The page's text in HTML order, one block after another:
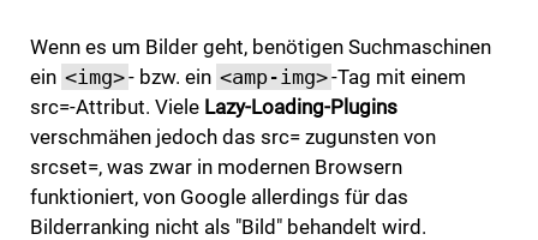
Wenn es um Bilder geht, benötigen Suchmaschinen
ein <img>- bzw. ein <amp-img>-Tag mit einem
src=-Attribut. Viele Lazy-Loading-Plugins
verschmähen jedoch das src= zugunsten von
srcset=, was zwar in modernen Browsern
funktioniert, von Google allerdings für das
Bilderranking nicht als "Bild" behandelt wird.